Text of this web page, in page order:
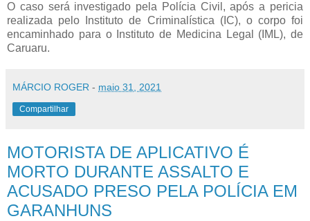
O caso será investigado pela Polícia Civil, após a pericia
realizada pelo Instituto de Criminalística (IC), o corpo foi
encaminhado para o Instituto de Medicina Legal (IML), de
Caruaru.
MÁRCIO ROGER - maio 31, 2021
Compartilhar
MOTORISTA DE APLICATIVO É
MORTO DURANTE ASSALTO E
ACUSADO PRESO PELA POLÍCIA EM
GARANHUNS